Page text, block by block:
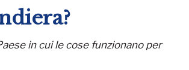
in cui le cose funzionano per